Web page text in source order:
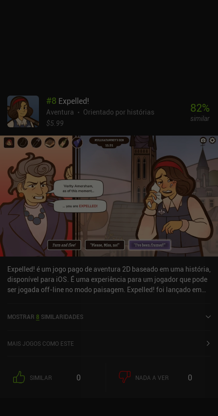
#8 Expelled!
Aventura
Orientado por histórias
$5.99
82%
similar
Expelled! é um jogo pago de aventura 2D baseado em uma história,
disponível para iOS. É uma experiência para um jogador que pode
ser jogada off-line no modo paisagem. Expelled! foi lançado em
MOSTRAR 8 SIMILARIDADES
MAIS JOGOS COMO ESTE
SIMILAR 0 NADA A VER 0